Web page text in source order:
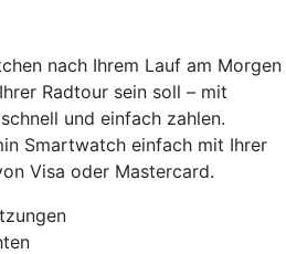
nach Ihrem Lauf am Morgen
Radtour sein soll – mit
und einfach zahlen.
Smartwatch einfach mit Ihrer
Visa oder Mastercard.